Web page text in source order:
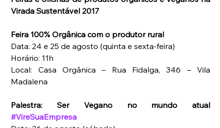
Virada Sustentável 2017
Feira 100% Orgânica com o produtor rural
Data: 24 e 25 de agosto (quinta e sexta-feira)
Horário: 11h
Local: Casa Orgânica – Rua Fidalga, 346 – Vila
Madalena
#VireSuaEmpresa